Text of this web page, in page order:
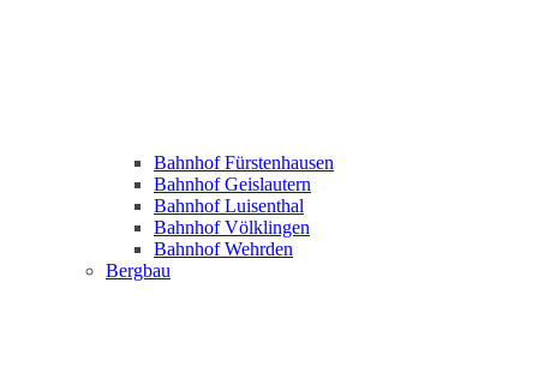
Bahnhof Fürstenhausen
Bahnhof Geislautern
Bahnhof Luisenthal
Bahnhof Völklingen
Bahnhof Wehrden
Bergbau